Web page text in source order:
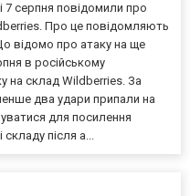
7 серпня повідомили про
Про це повідомляють
відомо про атаку на ще
в російському
на склад Wildberries. За
два удари припали на
для посилення
складу після а...